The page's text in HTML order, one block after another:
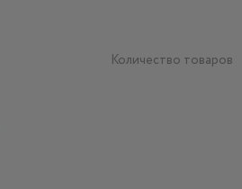
Количество товаров